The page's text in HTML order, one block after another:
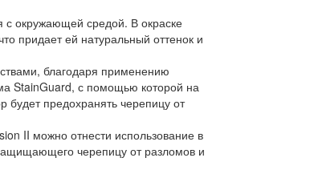
с окружающей средой. В окраске
придает ей натуральный оттенок и
благодаря применению
StainGuard, с помощью которой на
будет предохранять черепицу от
II можно отнести использование в
черепицу от разломов и